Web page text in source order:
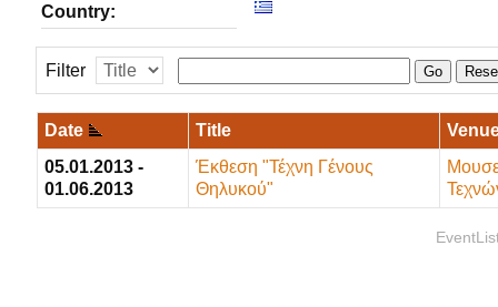
Country:
Filter Go
Date Title
05.01.2013 -
01.06.2013
Έκθεση "Τέχνη Γένους
Θηλυκού"